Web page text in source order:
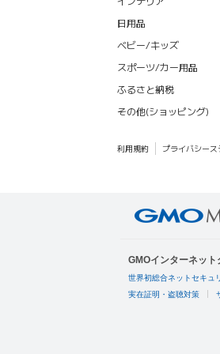
日用品
ベビー/キッズ
スポーツ/カー用品
ふるさと納税
その他(ショッピング)
利用規約 プライバシー
GMOインターネッ
世界初総合ネットセキュ
実在証明・盗聴対策